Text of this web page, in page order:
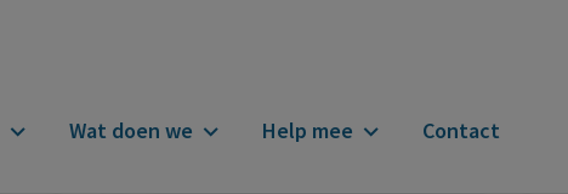
Wat doen we Help mee Contact